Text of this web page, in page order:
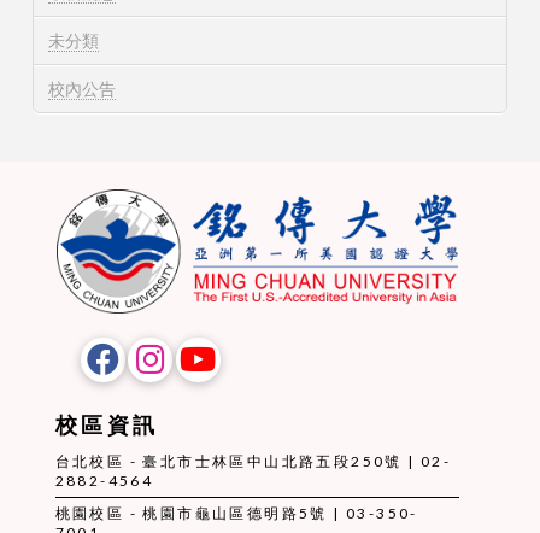
未分類
校內公告
校區資訊
台北校區 - 臺北市士林區中山北路五段250號 | 02-
2882-4564
桃園校區 - 桃園市龜山區德明路5號 | 03-350-